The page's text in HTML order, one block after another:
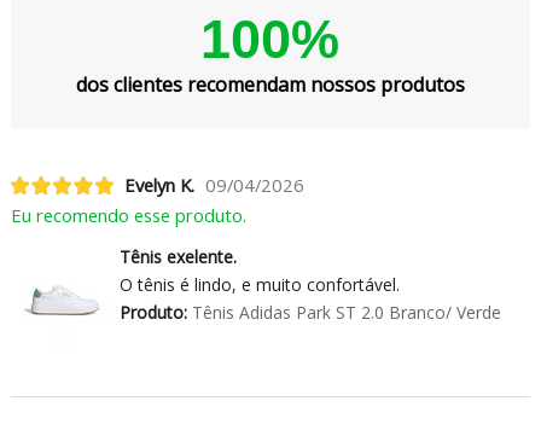
100%
dos clientes recomendam nossos produtos
Evelyn K. 09/04/2026
Eu recomendo esse produto.
Tênis exelente.
O tênis é lindo, e muito confortável.
Produto:Tênis Adidas Park ST 2.0 Branco/ Verde